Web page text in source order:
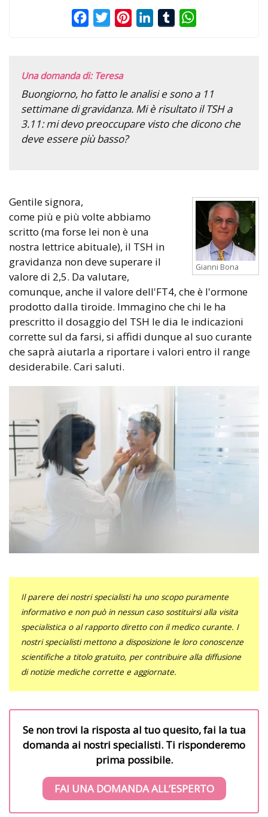
FacebookTwitterPinterestLinkedInTumblr
Una domanda di: Teresa
Buongiorno, ho fatto le analisi e sono a 11
settimane di gravidanza. Mi è risultato il TSH a
3.11: mi devo preoccupare visto che dicono che
deve essere più basso?
Gianni Bona
Gentile signora,
come più e più volte abbiamo
scritto (ma forse lei non è una
nostra lettrice abituale), il TSH in
gravidanza non deve superare il
valore di 2,5. Da valutare,
comunque, anche il valore dell'FT4, che è l'ormone
prodotto dalla tiroide. Immagino che chi le ha
prescritto il dosaggio del TSH le dia le indicazioni
corrette sul da farsi, si affidi dunque al suo curante
che saprà aiutarla a riportare i valori entro il range
desiderabile. Cari saluti.
Il parere dei nostri specialisti ha uno scopo puramente
informativo e non può in nessun caso sostituirsi alla visita
specialistica o al rapporto diretto con il medico curante. I
nostri specialisti mettono a disposizione le loro conoscenze
scientifiche a titolo gratuito, per contribuire alla diffusione
di notizie mediche corrette e aggiornate.
Se non trovi la risposta al tuo quesito, fai la tua
domanda ai nostri specialisti. Ti risponderemo
prima possibile.
FAI UNA DOMANDA ALL’ESPERTO